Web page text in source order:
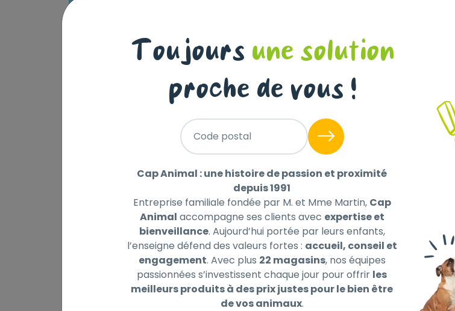
-
Description Laisser un avis
Les pâtées Equilibre et Instinct pour chat stérilisé riches en saumon et aux
contient des fibres contribuant à un transit digestif optimal. L’apport en DL-
Toujours une solution
proche de vous !
Code postal
Cap Animal : une histoire de passion et proximité
depuis 1991
Entreprise familiale fondée par M. et Mme Martin, Cap
Animal accompagne ses clients avec expertise et
bienveillance. Aujourd’hui portée par leurs enfants,
l’enseigne défend des valeurs fortes : accueil, conseil et
engagement. Avec plus 22 magasins, nos équipes
passionnées s’investissent chaque jour pour offrir les
meilleurs produits à des prix justes pour le bien être
de vos animaux.